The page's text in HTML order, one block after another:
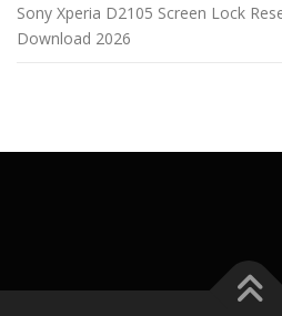
Sony Xperia D2105 Screen Lock
Download 2026